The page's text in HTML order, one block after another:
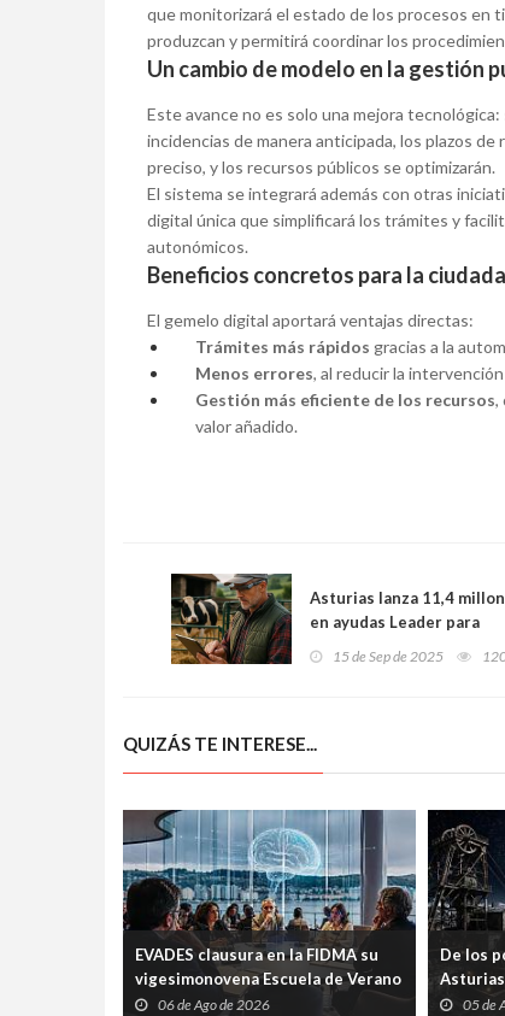
que monitorizará el estado de los procesos en
produzcan y permitirá coordinar los
Un cambio de modelo en la gestión
Este avance no es solo una mejora tecnológica:
incidencias de manera anticipada, los plazos
preciso, y los recursos públicos se optimizarán.
El sistema se integrará además con otras
digital única que simplificará los trámites y
autonómicos.
Beneficios concretos para la
El gemelo digital aportará ventajas directas:
Trámites más rápidos gracias a la
Menos errores, al reducir la
Gestión más eficiente de los recursos,
valor añadido.
Asturias lanza 11,4
en ayudas Leader para
impulsar proyectos
empresariales y
15 de Sep de 2025
QUIZÁS TE INTERESE...
EVADES clausura en la FIDMA su
vigesimonovena Escuela de Verano
con una mesa redonda abierta
06 de Ago de 2026
De los
carrera
05 de